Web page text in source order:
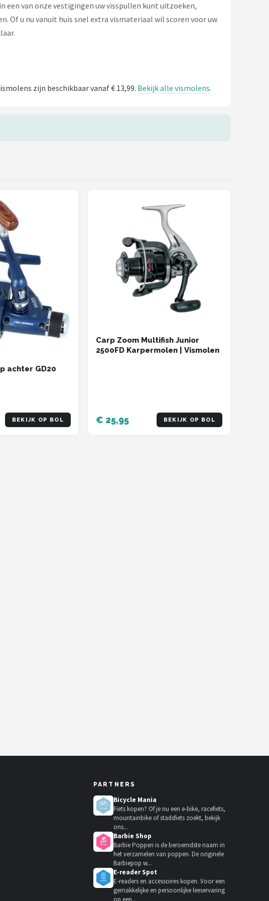
van onze vestigingen uw visspullen kunt uitzoeken,
u nu vanuit huis snel extra vismateriaal wil scoren voor uw
zijn beschikbaar vanaf € 13,99. Bekijk alle vismolens.
achter GD20
BEKIJK OP BOL
Carp Zoom Multifish Junior
2500FD Karpermolen | Vismolen
€ 25,95 BEKIJK OP BOL
PARTNERS
Bicycle Mania
Fiets kopen? Of je nu een e-bike, racefiets,
mountainbike of stadsfiets zoekt, bekijk
ons...
Barbie Shop
Barbie Poppen is de beroemdste naam in
het verzamelen van poppen. De originele
Barbiepop w...
E-reader Spot
E-readers en accessoires kopen. Voor een
gemakkelijke en persoonlijke leeservaring
op een...